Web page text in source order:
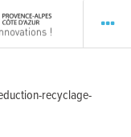
recyclage-